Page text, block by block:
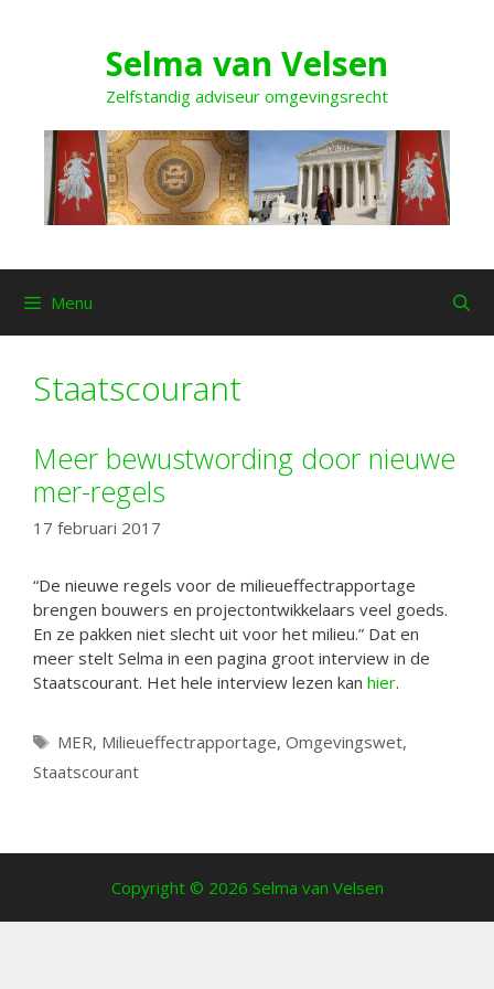
Selma van Velsen
Zelfstandig adviseur omgevingsrecht
Menu
Staatscourant
Meer bewustwording door nieuwe
mer-regels
17 februari 2017
“De nieuwe regels voor de milieueffectrapportage
brengen bouwers en projectontwikkelaars veel goeds.
En ze pakken niet slecht uit voor het milieu.” Dat en
meer stelt Selma in een pagina groot interview in de
Staatscourant. Het hele interview lezen kan hier.
Tags
MER, Milieueffectrapportage, Omgevingswet,
Staatscourant
Copyright © 2026 Selma van Velsen